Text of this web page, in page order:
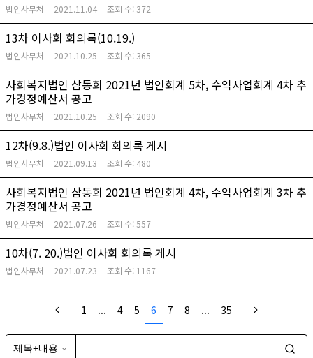
법인사무처 2021.11.04 조회 수: 372
13차 이사회 회의록(10.19.)
법인사무처 2021.10.25 조회 수: 365
사회복지법인 삼동회 2021년 법인회계 5차, 수익사업회계 4차 추
가경정예산서 공고
법인사무처 2021.10.25 조회 수: 2090
12차(9.8.)법인 이사회 회의록 게시
법인사무처 2021.09.13 조회 수: 480
사회복지법인 삼동회 2021년 법인회계 4차, 수익사업회계 3차 추
가경정예산서 공고
법인사무처 2021.07.26 조회 수:557
10차(7. 20.)법인 이사회 회의록 게시
법인사무처 2021.07.23 조회 수: 1167
1 ... 4 5 6 7 8 ... 35